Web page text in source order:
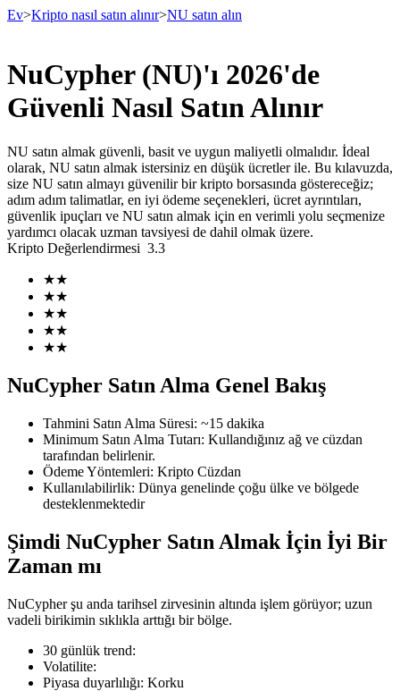
Vadeli İşlemler
Teminat olarak USDT kullanan vadeli işlemler
COIN-M Vadeli İşlemleri
Kripto Para Vadeli İşlemleri
TradFi
Hisse senetleri, döviz, değerli metaller ve emtia türevleri
Ev>Kripto nasıl satın alınır>NU satın alın
NuCypher (NU)'ı 2026'de
Güvenli Nasıl Satın Alınır
NU satın almak güvenli, basit ve uygun maliyetli olmalıdır. İdeal
olarak, NU satın almak istersiniz en düşük ücretler ile. Bu kılavuzda,
size NU satın almayı güvenilir bir kripto borsasında göstereceğiz;
adım adım talimatlar, en iyi ödeme seçenekleri, ücret ayrıntıları,
güvenlik ipuçları ve NU satın almak için en verimli yolu seçmenize
yardımcı olacak uzman tavsiyesi de dahil olmak üzere.
Kripto Değerlendirmesi 3.3
★★
★★
★★
★★
★★
NuCypher Satın Alma Genel Bakış
Tahmini Satın Alma Süresi: ~15 dakika
Minimum Satın Alma Tutarı: Kullandığınız ağ ve cüzdan
tarafından belirlenir.
Ödeme Yöntemleri: Kripto Cüzdan
Kullanılabilirlik: Dünya genelinde çoğu ülke ve bölgede
desteklenmektedir
Şimdi NuCypher Satın Almak İçin İyi Bir
Zaman mı
NuCypher şu anda tarihsel zirvesinin altında işlem görüyor; uzun
vadeli birikimin sıklıkla arttığı bir bölge.
30 günlük trend:
Volatilite:
Piyasa duyarlılığı: Korku